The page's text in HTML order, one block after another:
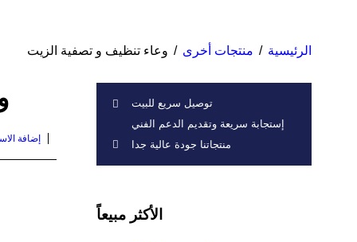
الرئيسية / منتجات أخرى / وعاء تنظيف و تصفية الزيت
توصيل سريع للبيت
إستجابة سريعة وتقديم الدعم الفني
منتجاتنا جودة عالية جدا
الأكثر مبيعاً
إضافة